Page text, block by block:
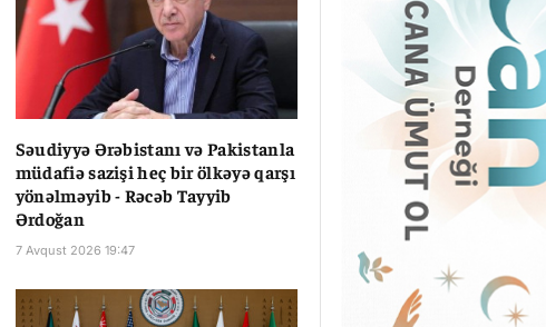
Səudiyyə Ərəbistanı və Pakistanla
müdafiə sazişi heç bir ölkəyə qarşı
yönəlməyib - Rəcəb Tayyib
Ərdoğan
7 Avqust 2026 19:47